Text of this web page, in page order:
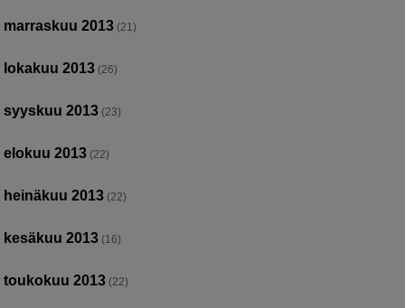
marraskuu 2013 (21)
lokakuu 2013 (26)
syyskuu 2013 (23)
elokuu 2013 (22)
heinäkuu 2013 (22)
kesäkuu 2013 (16)
toukokuu 2013 (22)